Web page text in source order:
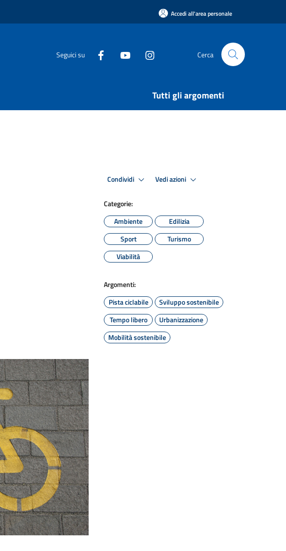
Accedi all'area personale
Seguici su Cerca
Tutti gli argomenti
Condividi Vedi azioni
Categorie:
Ambiente
Edilizia
Sport
Turismo
Viabilità
Argomenti:
Pista ciclabile
Sviluppo sostenibile
Tempo libero
Urbanizzazione
Mobilità sostenibile